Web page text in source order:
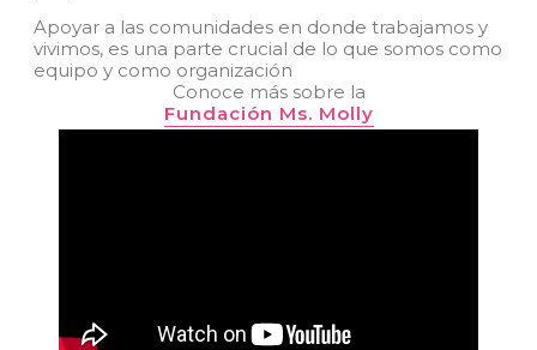
Apoyar a las comunidades en donde trabajamos y
vivimos, es una parte crucial de lo que somos como
equipo y como organización
Conoce más sobre la
Fundación Ms. Molly